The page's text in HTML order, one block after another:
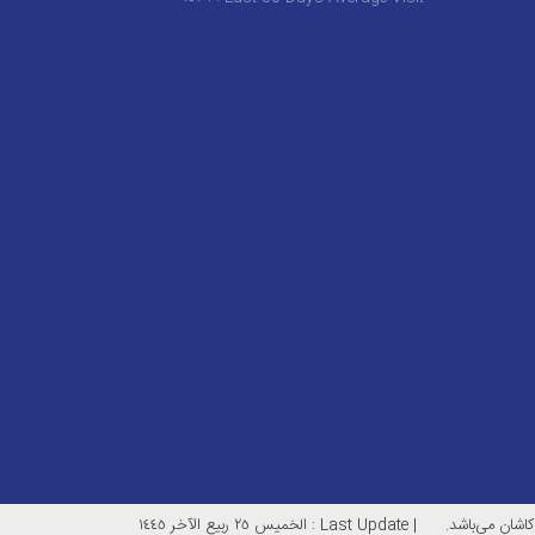
می‌باشد. | Last Update : الخميس ٢٥ ربيع الآخر ١٤٤٥